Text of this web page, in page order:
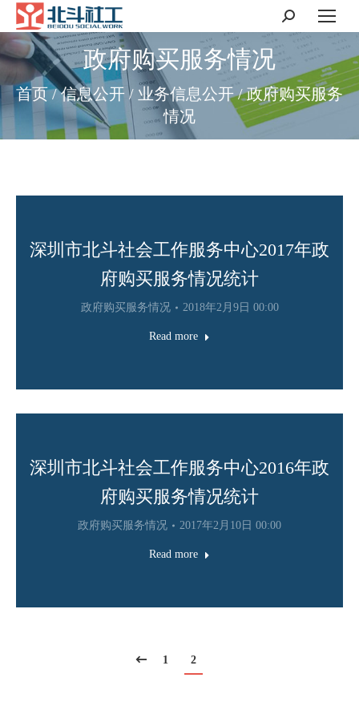
搜
索：
政府购买服务情况
首页 / 信息公开 / 业务信息公开 / 政府购买服务
情况
深圳市北斗社会工作服务中心2017年政
府购买服务情况统计
政府购买服务情况 2018年2月9日 00:00
Read more
深圳市北斗社会工作服务中心2016年政
府购买服务情况统计
政府购买服务情况 2017年2月10日 00:00
Read more
1 2